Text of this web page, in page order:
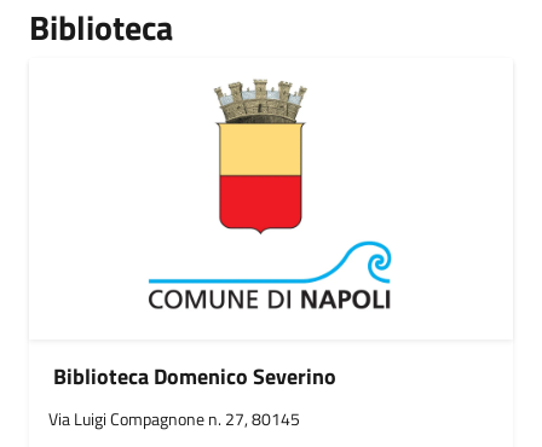
Biblioteca
Biblioteca Domenico Severino
Via Luigi Compagnone n. 27, 80145